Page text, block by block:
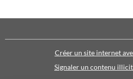
Créer un site internet
Signaler un contenu